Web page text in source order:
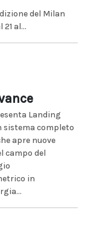
del Milan
al...
Landing
sistema completo
apre nuove
campo del
in